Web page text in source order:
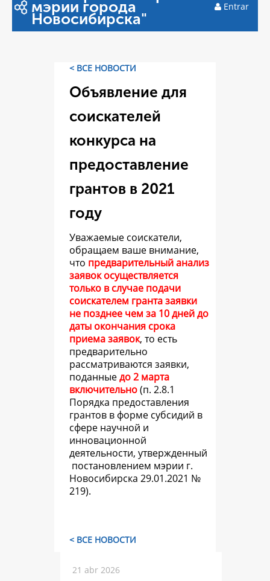
мэрии города
Новосибирска"
Entrar
< ВСЕ НОВОСТИ
Объявление для
соискателей
конкурса на
предоставление
грантов в 2021
году
Уважаемые соискатели,
обращаем ваше внимание,
что предварительный анализ
заявок осуществляется
только в случае подачи
соискателем гранта заявки
не позднее чем за 10 дней до
даты окончания срока
приема заявок, то есть
предварительно
рассматриваются заявки,
поданныедо 2 марта
включительно(п. 2.8.1
Порядка предоставления
грантов в форме субсидий в
сфере научной и
инновационной
деятельности, утвержденный
постановлением мэрии г.
Новосибирска 29.01.2021 №
219).
< ВСЕ НОВОСТИ
21 abr 2026